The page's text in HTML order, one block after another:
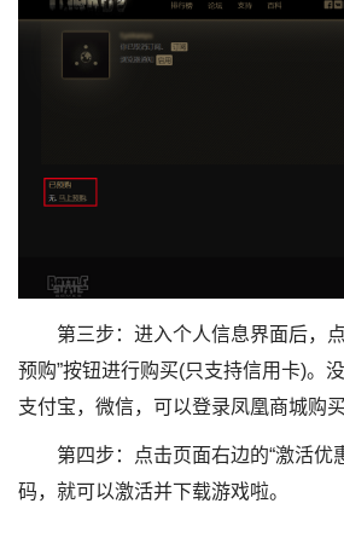
第三步：进入个人信息界面后，
预购”按钮进行购买(只支持信用卡)。
支付宝，微信，可以登录凤凰商城购买
第四步：点击页面右边的“激活优
码，就可以激活并下载游戏啦。